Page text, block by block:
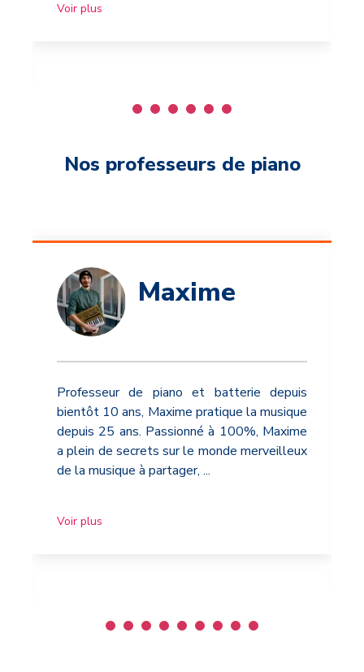
Voir plus
Nos professeurs de piano
Maxime
Professeur de piano et batterie depuis
bientôt 10 ans, Maxime pratique la musique
depuis 25 ans. Passionné à 100%, Maxime
a plein de secrets sur le monde merveilleux
de la musique à partager, ...
Voir plus